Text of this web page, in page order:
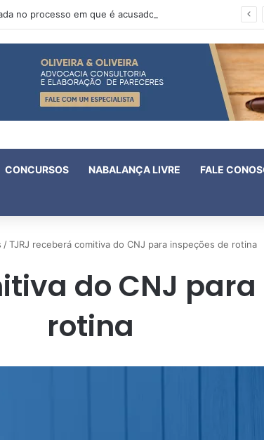
CONCURSOS NABALANÇA LIVRE FALE
/ TJRJ receberá comitiva do CNJ para inspeções de rotina
do CNJ
rotina